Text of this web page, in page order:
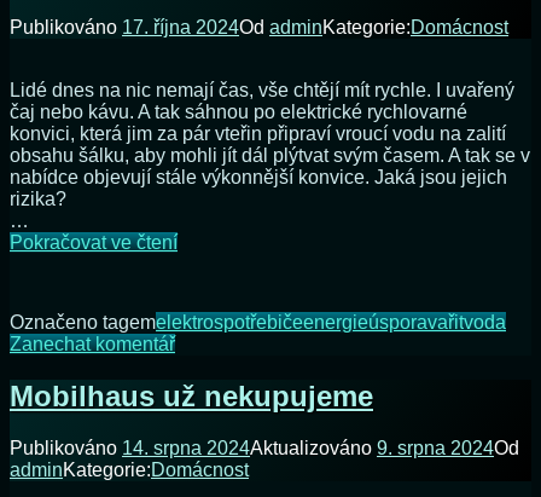
Publikováno 17. října 2024Od adminKategorie:Domácnost
Lidé dnes na nic nemají čas, vše chtějí mít rychle. I uvařený
čaj nebo kávu. A tak sáhnou po elektrické rychlovarné
konvici, která jim za pár vteřin připraví vroucí vodu na zalití
obsahu šálku, aby mohli jít dál plýtvat svým časem. A tak se v
nabídce objevují stále výkonnější konvice. Jaká jsou jejich
rizika?
…
Pokračovat ve čteníMusí
opravdu
Označeno tagemelektrospotřebičeenergieúsporavařitvoda
Zanechat komentářna
být
rychlovarná
opravdu
rychlá?
Mobilhaus už nekupujeme
Publikováno 14. srpna 2024Aktualizováno 9. srpna 2024Od
adminKategorie:Domácnost